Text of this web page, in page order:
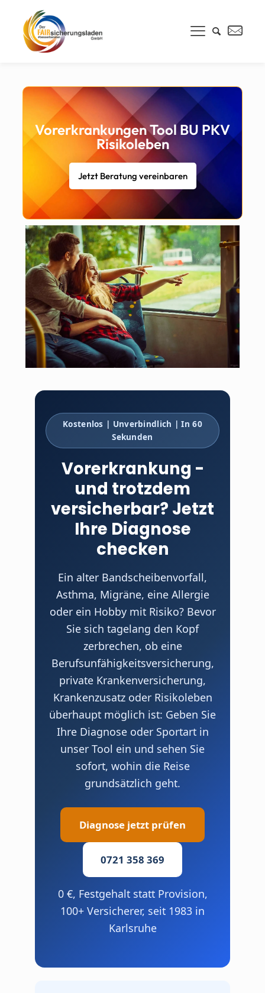
Vorerkrankungen Tool BU PKV
Risikoleben
Jetzt Beratung vereinbaren
Kostenlos | Unverbindlich | In 60
Sekunden
Vorerkrankung -
und trotzdem
versicherbar? Jetzt
Ihre Diagnose
checken
Ein alter Bandscheibenvorfall,
Asthma, Migräne, eine Allergie
oder ein Hobby mit Risiko? Bevor
Sie sich tagelang den Kopf
zerbrechen, ob eine
Berufsunfähigkeits­versicherung,
private Krankenversicherung,
Krankenzusatz oder Risikoleben
überhaupt möglich ist: Geben Sie
Ihre Diagnose oder Sportart in
unser Tool ein und sehen Sie
sofort, wohin die Reise
grundsätzlich geht.
Diagnose jetzt prüfen
0721 358 369
0 €, Festgehalt statt Provision,
100+ Versicherer, seit 1983 in
Karlsruhe